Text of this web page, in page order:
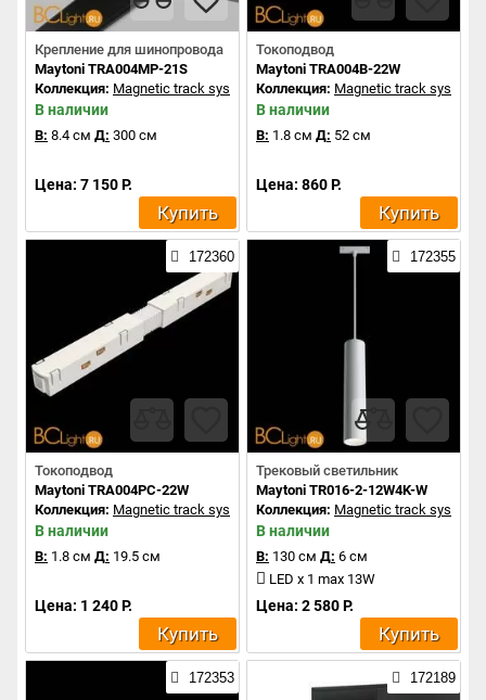
Крепление для шинопровода
Maytoni TRA004MP-21S
Коллекция: Magnetic track system
В наличии
В: 8.4 см Д: 300 см
Цена: 7 150 Р.
Купить
Токоподвод
Maytoni TRA004B-22W
Коллекция: Magnetic track system
В наличии
В: 1.8 см Д: 52 см
Цена: 860 Р.
Купить
172360
Токоподвод
Maytoni TRA004PC-22W
Коллекция: Magnetic track system
В наличии
В: 1.8 см Д: 19.5 см
Цена: 1 240 Р.
Купить
172355
Трековый светильник
Maytoni TR016-2-12W4K-W
Коллекция: Magnetic track system
В наличии
В: 130 см Д: 6 см
LED x 1 max 13W
Цена: 2 580 Р.
Купить
172353 172189